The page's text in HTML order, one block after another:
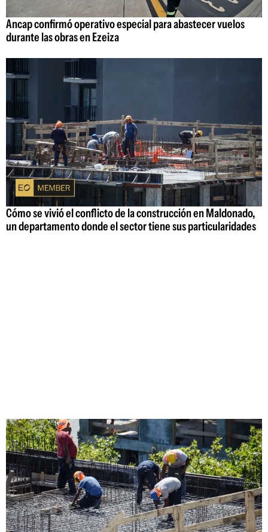
Ancap confirmó operativo especial para abastecer vuelos
durante las obras en Ezeiza
Cómo se vivió el conflicto de la construcción en Maldonado,
un departamento donde el sector tiene sus particularidades